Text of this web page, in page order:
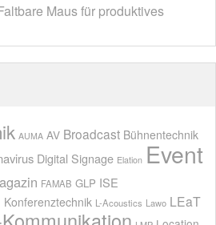
Maus für produktives
AUMA AV Broadcast Bühnentechnik
Digital Signage Elation Event
FAMAB GLP ISE
Konferenztechnik L-Acoustics Lawo LEaT